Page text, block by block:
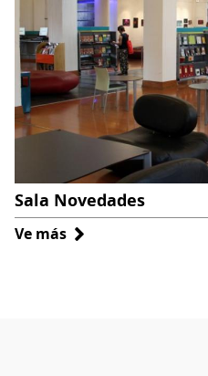
Sala Novedades
Ve más sobre